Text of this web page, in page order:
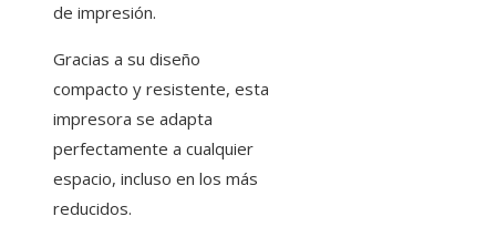
de impresión.
Gracias a su diseño
compacto y resistente, esta
impresora se adapta
perfectamente a cualquier
espacio, incluso en los más
reducidos.